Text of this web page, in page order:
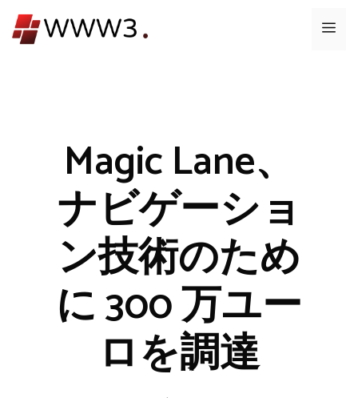
ン
メ
Magic Lane、
ナビゲーショ
ン技術のため
に 300 万ユー
ロを調達